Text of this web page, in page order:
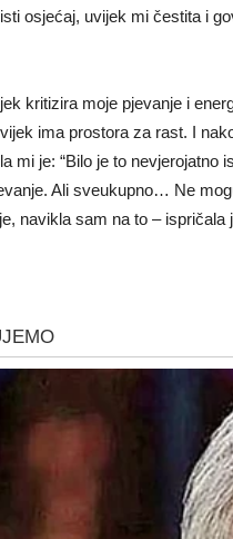
osjećaj, uvijek mi čestita i
kritizira moje pjevanje i
ima prostora za rast. I
mi je: “Bilo je to
Ali sveukupno… Ne
navikla sam na to –